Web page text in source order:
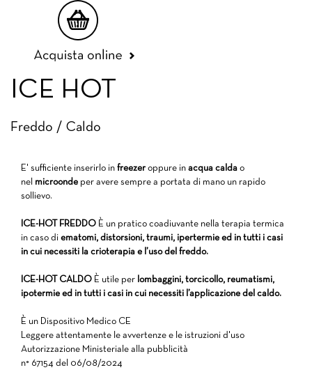
ICE HOT
Freddo / Caldo
E' sufficiente inserirlo in freezeroppure in acqua calda o
nel microonde per avere sempre a portata di mano un rapido
sollievo.
ICE-HOT FREDDO È un pratico coadiuvante nella terapia termica
in caso di ematomi, distorsioni, traumi, ipertermie ed in tutti i casi
in cui necessiti la crioterapia e l’uso del freddo.
ICE-HOT CALDO È utile per lombaggini, torcicollo, reumatismi,
ipotermie ed in tutti i casi in cui necessiti l’applicazione del caldo.
È un Dispositivo Medico CE
Leggere attentamente le avvertenze e le istruzioni d'uso
Autorizzazione Ministeriale alla pubblicità
n° 67154 del 06/08/2024